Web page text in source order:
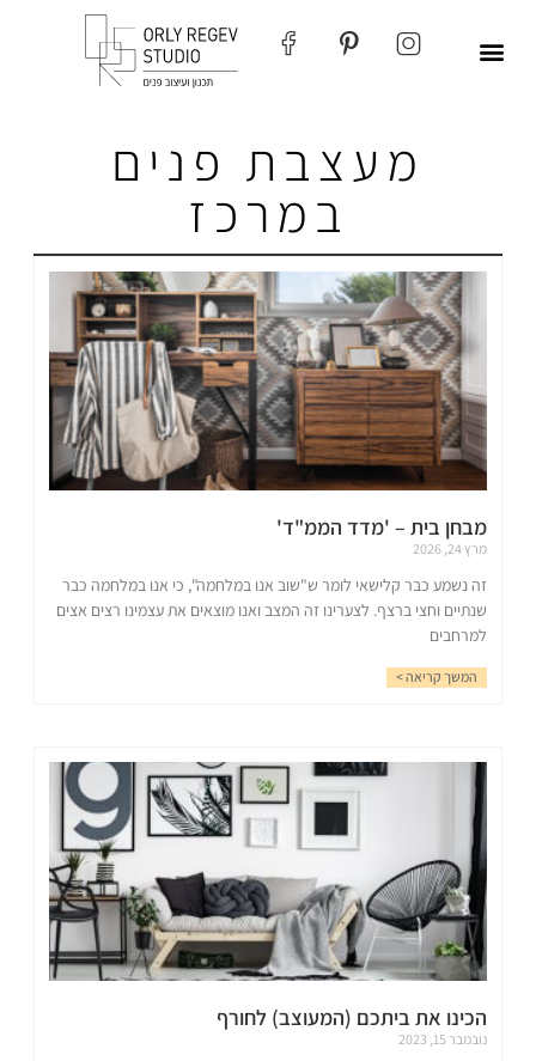
מעצבת פנים
במרכז
מבחן בית – 'מדד הממ"ד'
מרץ 24, 2026
זה נשמע כבר קלישאי לומר ש"שוב אנו במלחמה", כי אנו במלחמה כבר
שנתיים וחצי ברצף. לצערינו זה המצב ואנו מוצאים את עצמינו רצים אצים
למרחבים
המשך קריאה >
הכינו את ביתכם (המעוצב) לחורף
נובמבר 15, 2023